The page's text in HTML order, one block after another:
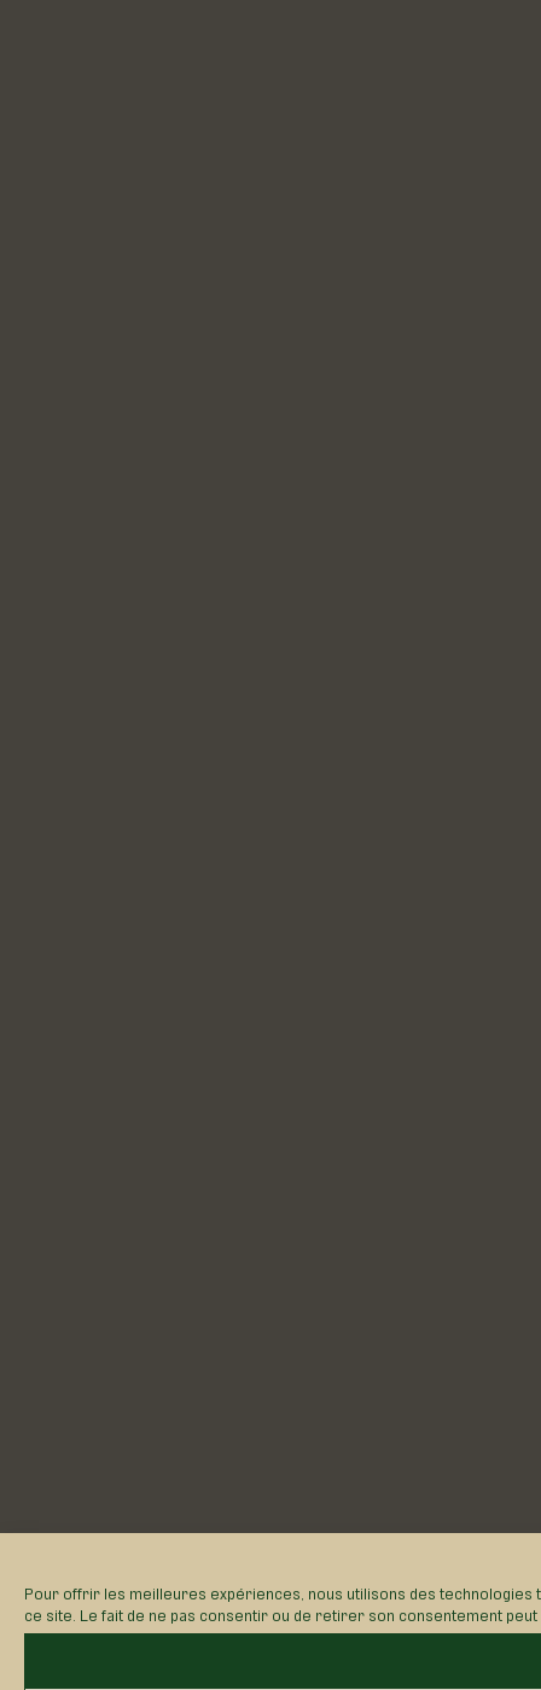
Pour offrir les meilleures expériences, nous utilisons des
ce site. Le fait de ne pas consentir ou de retirer son consentement